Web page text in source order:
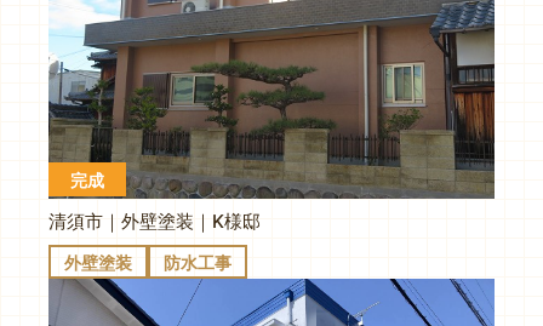
完成
清須市｜外壁塗装｜K様邸
外壁塗装 防水工事